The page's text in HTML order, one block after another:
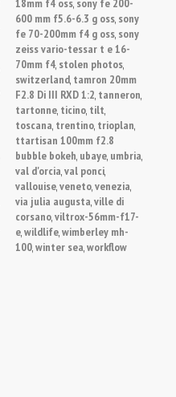
,
600 mm f5.6-6.3 g oss, sony
fe 70-200mm f4 g oss, sony
zeiss vario-tessar t e 16-
70mm f4, stolen photos,
switzerland, tamron 20mm
F2.8 Di III RXD 1:2, tanneron,
tartonne, ticino, tilt,
toscana, trentino, trioplan,
ttartisan 100mm f2.8
bubble bokeh, ubaye, umbria,
val d'orcia,val ponci,
vallouise,veneto,venezia,
via julia augusta,ville di
corsano,viltrox-56mm-f17-
e,wildlife,wimberley mh-
100,winter sea,workflow